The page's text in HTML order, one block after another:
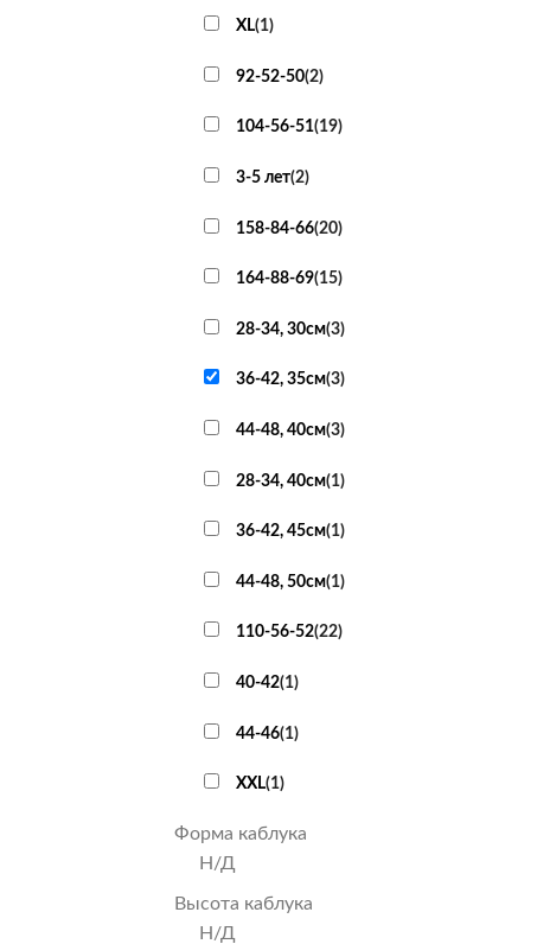
XL(1)
92-52-50(2)
104-56-51(19)
3-5 лет(2)
158-84-66(20)
164-88-69(15)
28-34, 30см(3)
36-42, 35см(3)
44-48, 40см(3)
28-34, 40см(1)
36-42, 45см(1)
44-48, 50см(1)
110-56-52(22)
40-42(1)
44-46(1)
XXL(1)
Форма каблука
Н/Д
Высота каблука
Н/Д